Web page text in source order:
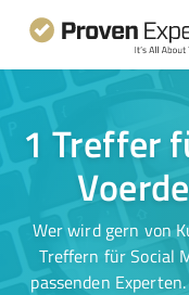
1 Treffer
Wer wird gern von
Treffern für Social
passenden